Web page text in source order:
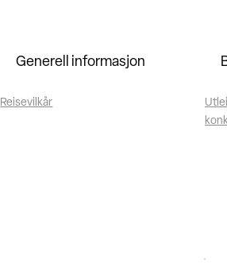
Generell informasjon
Reisevilkår